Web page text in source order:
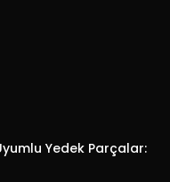
Yedek Parçalar: